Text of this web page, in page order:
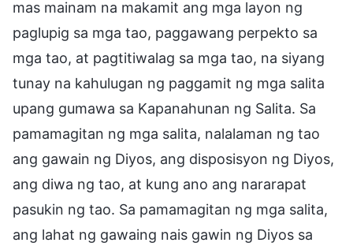
mas mainam na makamit ang mga layon ng
paglupig sa mga tao, paggawang perpekto sa
mga tao, at pagtitiwalag sa mga tao, na siyang
tunay na kahulugan ng paggamit ng mga salita
upang gumawa sa Kapanahunan ng Salita. Sa
pamamagitan ng mga salita, nalalaman ng tao
ang gawain ng Diyos, ang disposisyon ng Diyos,
ang diwa ng tao, at kung ano ang nararapat
pasukin ng tao. Sa pamamagitan ng mga salita,
ang lahat ng gawaing nais gawin ng Diyos sa